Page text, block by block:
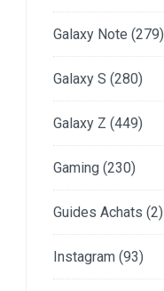
Galaxy Note (279)
Galaxy S (280)
Galaxy Z (449)
Gaming (230)
Guides Achats (2)
Instagram (93)